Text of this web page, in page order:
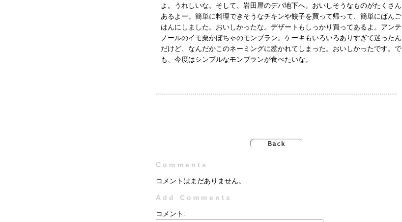
よ。うれしいな。そして、岩田屋のデパ地下へ。おいしそうなものがたくさん
あるよー。簡単に料理できそうなチキンや餃子を買って帰って、簡単にばんご
はんにしました。おいしかったな。デザートもしっかり買ってあるよ。アンテ
ノールのイモ栗かぼちゃのモンブラン。ケーキもいろいろありすぎて迷ったん
だけど、なんだかこのネーミングに惹かれてしまった。おいしかったです。で
も、今度はシンプルなモンブランが食べたいな。
Comments
コメントはまだありません。
Add Comments
コメント: